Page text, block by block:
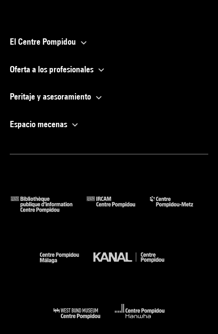
El Centre Pompidou
Oferta a los profesionales
Peritaje y asesoramiento
Espacio mecenas